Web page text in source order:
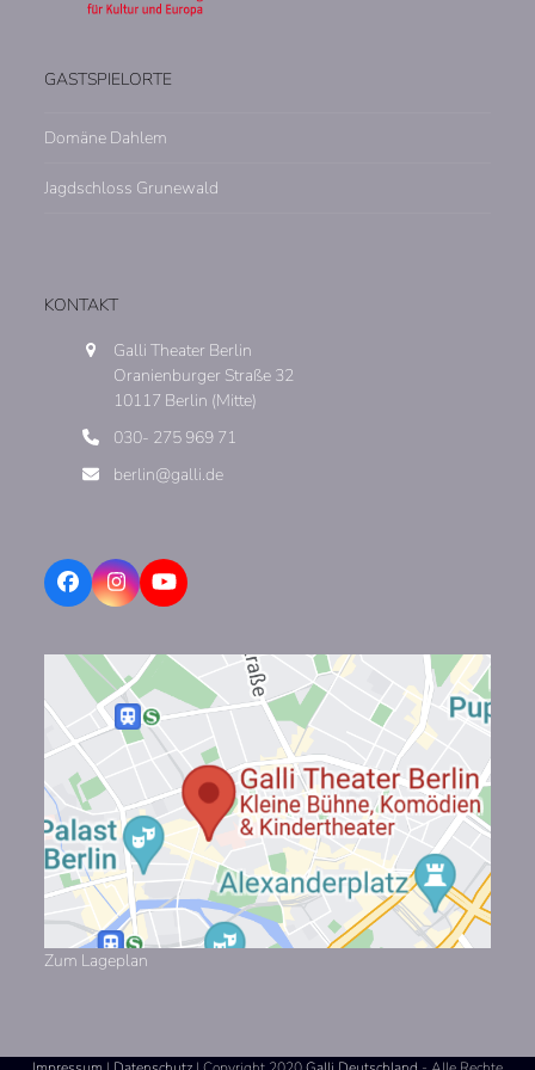
GASTSPIELORTE
Domäne Dahlem
Jagdschloss Grunewald
KONTAKT
Galli Theater Berlin
Oranienburger Straße 32
10117 Berlin (Mitte)
030- 275 969 71
berlin@galli.de
FacebookInstagramYouTube
Zum Lageplan